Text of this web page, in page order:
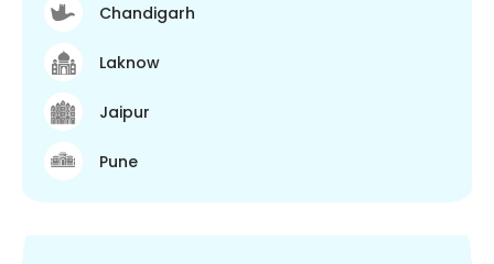
Chandigarh
Laknow
Jaipur
Pune